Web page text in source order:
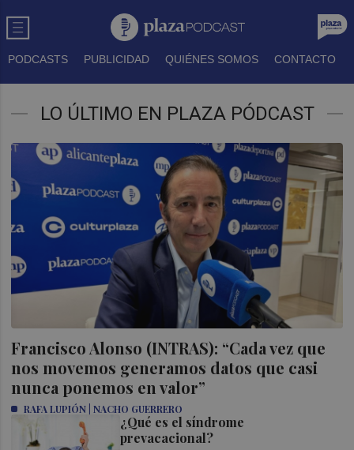
PODCASTS PUBLICIDAD QUIÉNES SOMOS CONTACTO
LO ÚLTIMO EN PLAZA PÓDCAST
Francisco Alonso (INTRAS): “Cada vez que
nos movemos generamos datos que casi
nunca ponemos en valor”
RAFA LUPIÓN | NACHO GUERRERO
¿Qué es el síndrome
prevacacional?